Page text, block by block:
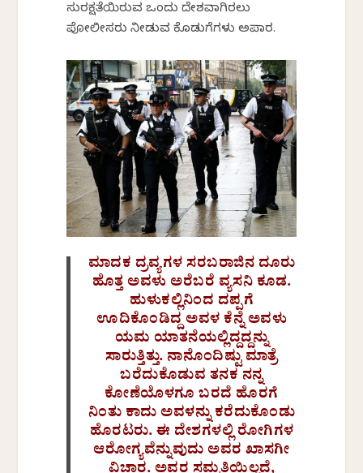
ಸುರಕ್ಷತೆಯಿರುವ ಒಂದು ದೇಶವಾಗಿರಲು
ಪೋಲೀಸರು ನೀಡುವ ಕೊಡುಗೆಗಳು ಅಪಾರ.
ಮಾದಕ ದ್ರವ್ಯಗಳ ಸರಬರಾಜಿನ ದೂರು
ಹೊತ್ತ ಅವಳು ಅರೆಬರೆ ವ್ಯಸನಿ ಕೂಡ.
ಹುಳುಕಲ್ಲಿನಿಂದ ದಪ್ಪಗೆ
ಊದಿಕೊಂಡಿದ್ದ ಅವಳ ಕೆನ್ನೆ ಅವಳು
ಯಮ ಯಾತನೆಯಲ್ಲಿದ್ದದ್ದನ್ನು
ಸಾರುತ್ತಿತ್ತು. ನಾನೊಂದಿಷ್ಟು ಮಾತ್ರೆ
ಬರೆದುಕೊಡುವ ತನಕ ನನ್ನ
ಕೋಣೆಯೊಳಗೂ ಬರದೆ ಹೊರಗೆ
ನಿಂತು ಕಾದು ಅವಳನ್ನು ಕರೆದುಕೊಂಡು
ಹೊರಟರು. ಈ ದೇಶಗಳಲ್ಲಿ ರೋಗಿಗಳ
ಆರೋಗ್ಯವೆನ್ನುವುದು ಅವರ ಖಾಸಗೀ